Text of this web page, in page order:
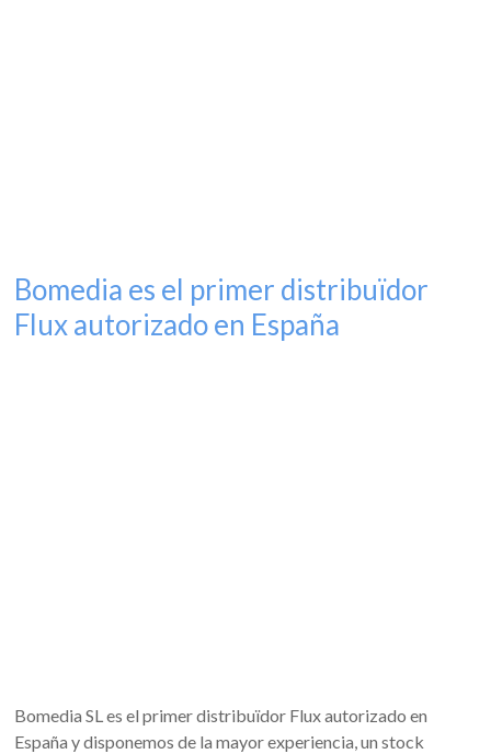
Bomedia es el primer distribuïdor
Flux autorizado en España
Bomedia SL es el primer distribuïdor Flux autorizado en
España y disponemos de la mayor experiencia, un stock